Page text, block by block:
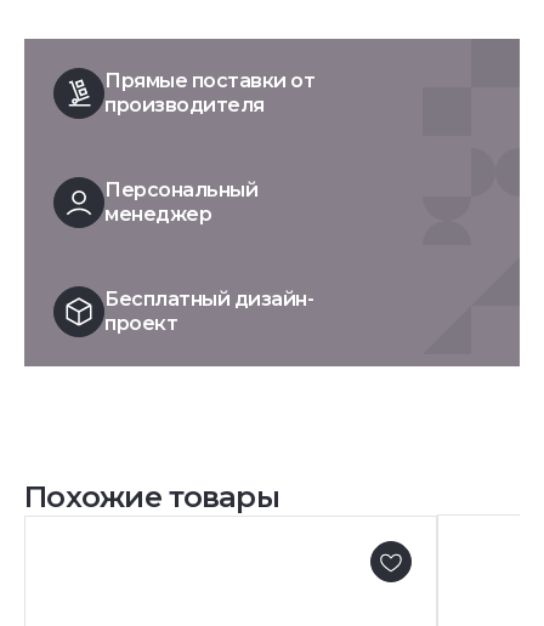
Прямые поставки от
производителя
Персональный
менеджер
Бесплатный дизайн-
проект
Похожие товары